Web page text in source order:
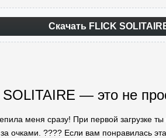
Скачать FLICK
— это не
меня сразу! При первой загрузке
очками. ???? Если вам понравилась